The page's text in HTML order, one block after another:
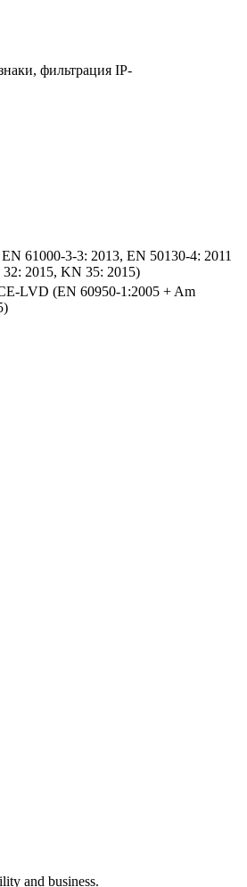
фильтрация IP-
61000-3-3: 2013, EN 50130-4: 2011
2015, KN 35: 2015)
LVD (EN 60950-1:2005 + Am
and business.